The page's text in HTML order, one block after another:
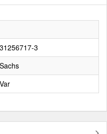
31256717-3
Sachs
Var